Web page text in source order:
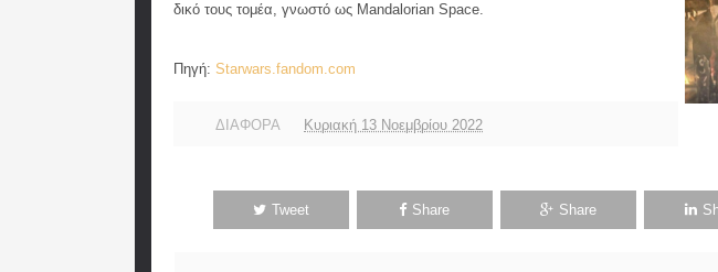
δικό τους τομέα, γνωστό ως Mandalorian Space.
Πηγή: Starwars.fandom.com
ΔΙΑΦΟΡΑ Κυριακή 13 Νοεμβρίου 2022
Tweet Share Share